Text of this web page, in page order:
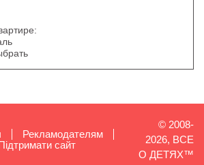
Рекламодателям
сайт
© 2008-
2026, ВСЕ
О ДЕТЯХ™